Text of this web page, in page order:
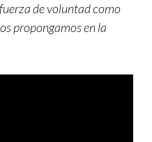
de voluntad como
propongamos en la